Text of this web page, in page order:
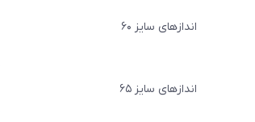
اندازهای سایز ۶۰
اندازهای سایز ۶۵